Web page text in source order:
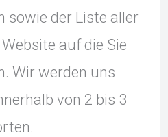
sowie der Liste aller
auf die Sie
Wir werden uns
von 2 bis 3